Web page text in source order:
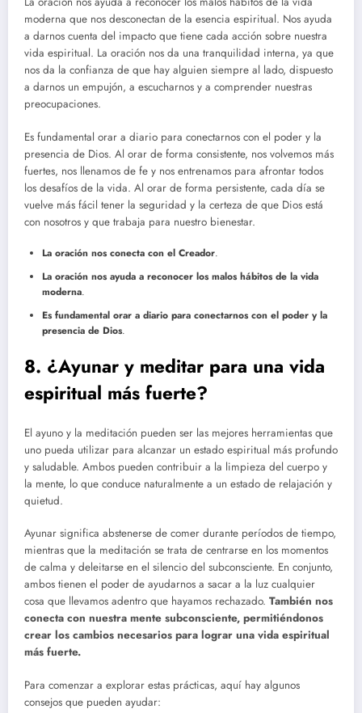
moderna que nos desconectan de la esencia espiritual. Nos ayuda
a darnos cuenta del impacto que tiene cada acción sobre nuestra
vida espiritual. La oración nos da una tranquilidad interna, ya que
nos da la confianza de que hay alguien siempre al lado, dispuesto
a darnos un empujón, a escucharnos y a comprender nuestras
preocupaciones.
Es fundamental orar a diario para conectarnos con el poder y la
presencia de Dios. Al orar de forma consistente, nos volvemos más
fuertes, nos llenamos de fe y nos entrenamos para afrontar todos
los desafíos de la vida. Al orar de forma persistente, cada día se
vuelve más fácil tener la seguridad y la certeza de que Dios está
con nosotros y que trabaja para nuestro bienestar.
La oración nos conecta con el Creador.
La oración nos ayuda a reconocer los malos hábitos de la vida
moderna.
Es fundamental orar a diario para conectarnos con el poder y la
presencia de Dios.
8. ¿Ayunar y meditar para una vida
espiritual más fuerte?
El ayuno y la meditación pueden ser las mejores herramientas que
uno pueda utilizar para alcanzar un estado espiritual más profundo
y saludable. Ambos pueden contribuir a la limpieza del cuerpo y
la mente, lo que conduce naturalmente a un estado de relajación y
quietud.
Ayunar significa abstenerse de comer durante períodos de tiempo,
mientras que la meditación se trata de centrarse en los momentos
de calma y deleitarse en el silencio del subconsciente. En conjunto,
ambos tienen el poder de ayudarnos a sacar a la luz cualquier
cosa que llevamos adentro que hayamos rechazado. También nos
conecta con nuestra mente subconsciente, permitiéndonos
crear los cambios necesarios para lograr una vida espiritual
más fuerte.
Para comenzar a explorar estas prácticas, aquí hay algunos
consejos que pueden ayudar: